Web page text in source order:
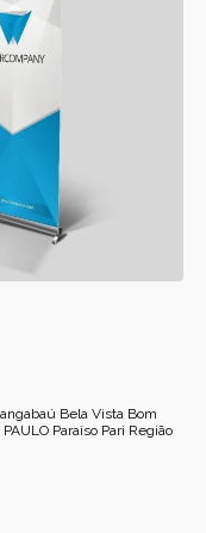
Bela Vista Bom
PAULO Paraíso Pari Região